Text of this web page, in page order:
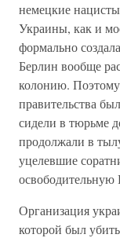
немецкие
Украины, как и
формально
Берлин вообще
колонию. Поэтому
правительства
сидели в тюрьме
продолжали в
уцелевшие
Организация
которой был